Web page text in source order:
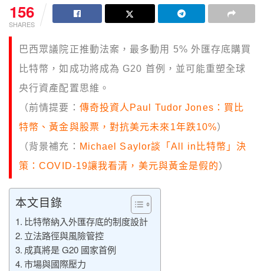
156
SHARES
巴西眾議院正推動法案，最多動用 5% 外匯存底購買
比特幣，如成功將成為 G20 首例，並可能重塑全球
央行資產配置思維。
（前情提要： 傳奇投資人Paul Tudor Jones：買比
特幣、黃金與股票，對抗美元未來1年跌10%）
（背景補充： Michael Saylor談「All in比特幣」決
策：COVID-19讓我看清，美元與黃金是假的）
本文目錄
比特幣納入外匯存底的制度設計
立法路徑與風險管控
成真將是 G20 國家首例
市場與國際壓力